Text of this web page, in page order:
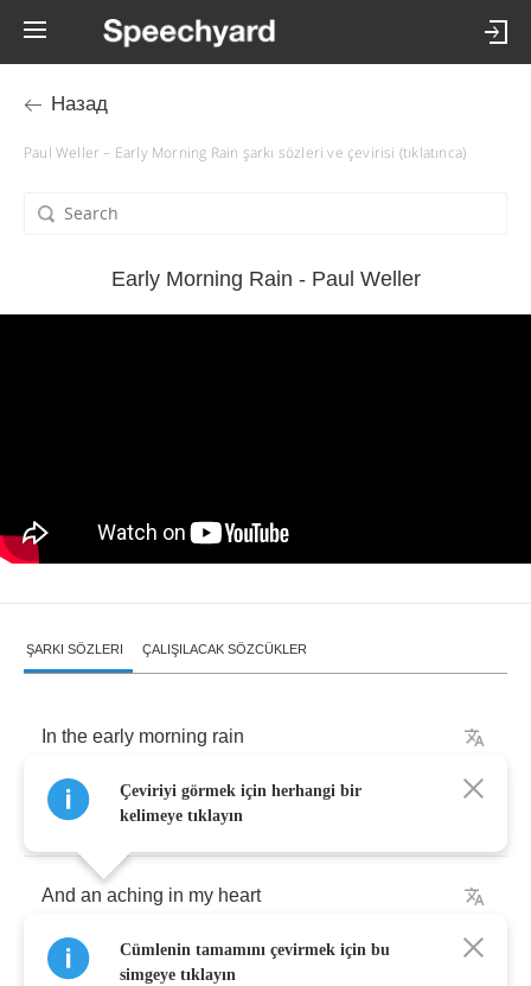
Назад
Paul Weller – Early Morning Rain şarkı sözleri ve çevirisi (tıklatınca)
Early Morning Rain - Paul Weller
ŞARKI SÖZLERI ÇALIŞILACAK SÖZCÜKLER
In the early morning rain
With a dollar in my hand
And an aching in my heart
And my pockets full of sand
Çeviriyi görmek için herhangi bir
kelimeye tıklayın
Cümlenin tamamını çevirmek için bu
simgeye tıklayın